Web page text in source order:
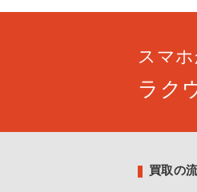
スマ
ラク
買取の